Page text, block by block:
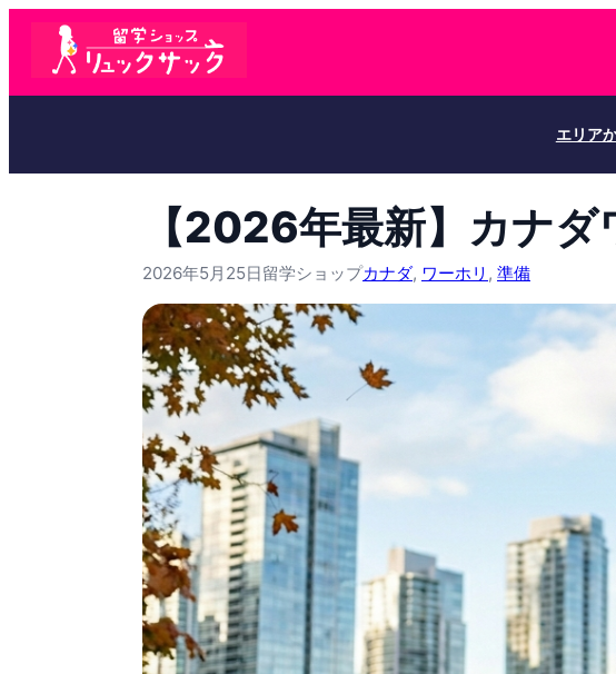
エリア
【2026年最新】カナ
2026年5月25日留学ショップカナダ, ワーホリ , 準備